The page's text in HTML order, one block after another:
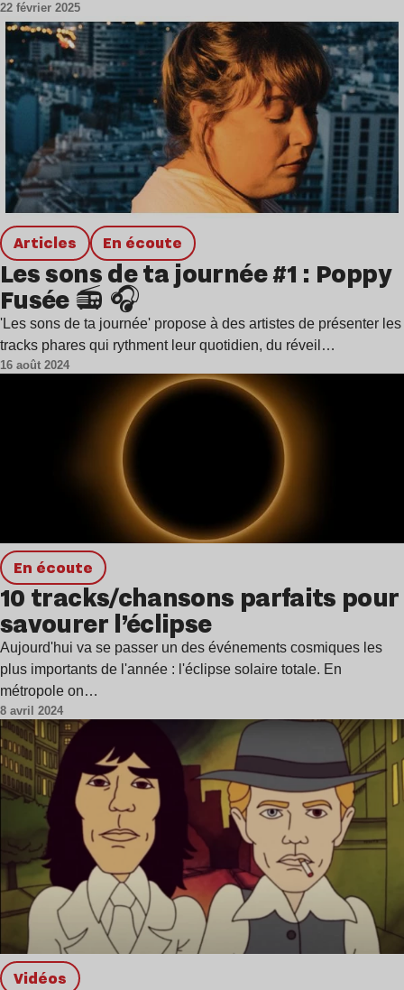
22 février 2025
Articles en écoute
Les sons de ta journée #1 : Poppy
Fusée 📻 🎧
'Les sons de ta journée' propose à des artistes de présenter les
tracks phares qui rythment leur quotidien, du réveil…
16 août 2024
en écoute
10 tracks/chansons parfaits pour
savourer l’éclipse
Aujourd'hui va se passer un des événements cosmiques les
plus importants de l'année : l'éclipse solaire totale. En
métropole on…
8 avril 2024
Vidéos